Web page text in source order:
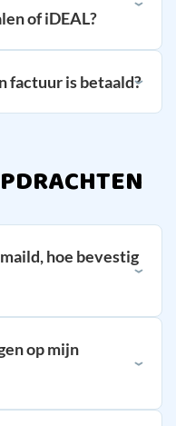
of iDEAL?
factuur is betaald?
hoe bevestig
op mijn